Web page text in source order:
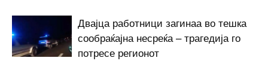
Двајца работници загинаа во тешка
сообраќајна несреќа – трагедија го
потресе регионот